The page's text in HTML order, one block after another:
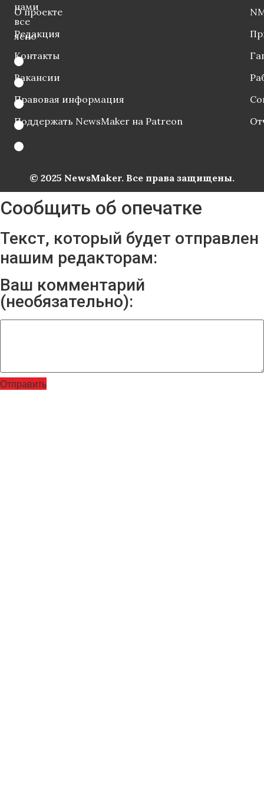
нами
все
ясно
О проекте
Редакция
Контакты
Вакансии
Правовая информация
Поддержать NewsMaker на Patreon
© 2025 NewsMaker. Все права защищены.
Сообщить об опечатке
Текст, который будет отправлен
нашим редакторам:
Ваш комментарий
(необязательно):
Отправить